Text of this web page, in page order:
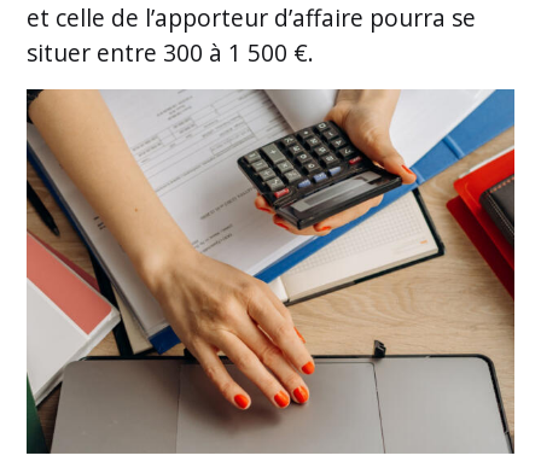
et celle de l’apporteur d’affaire pourra se
situer entre 300 à 1 500 €.